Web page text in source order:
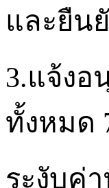
และยืน
3.แจ้งอ
ทั้งหมด
ระงับค่